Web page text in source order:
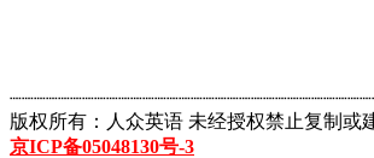
版权所有：人众英语 未经授权禁止复制或
京ICP备05048130号-3